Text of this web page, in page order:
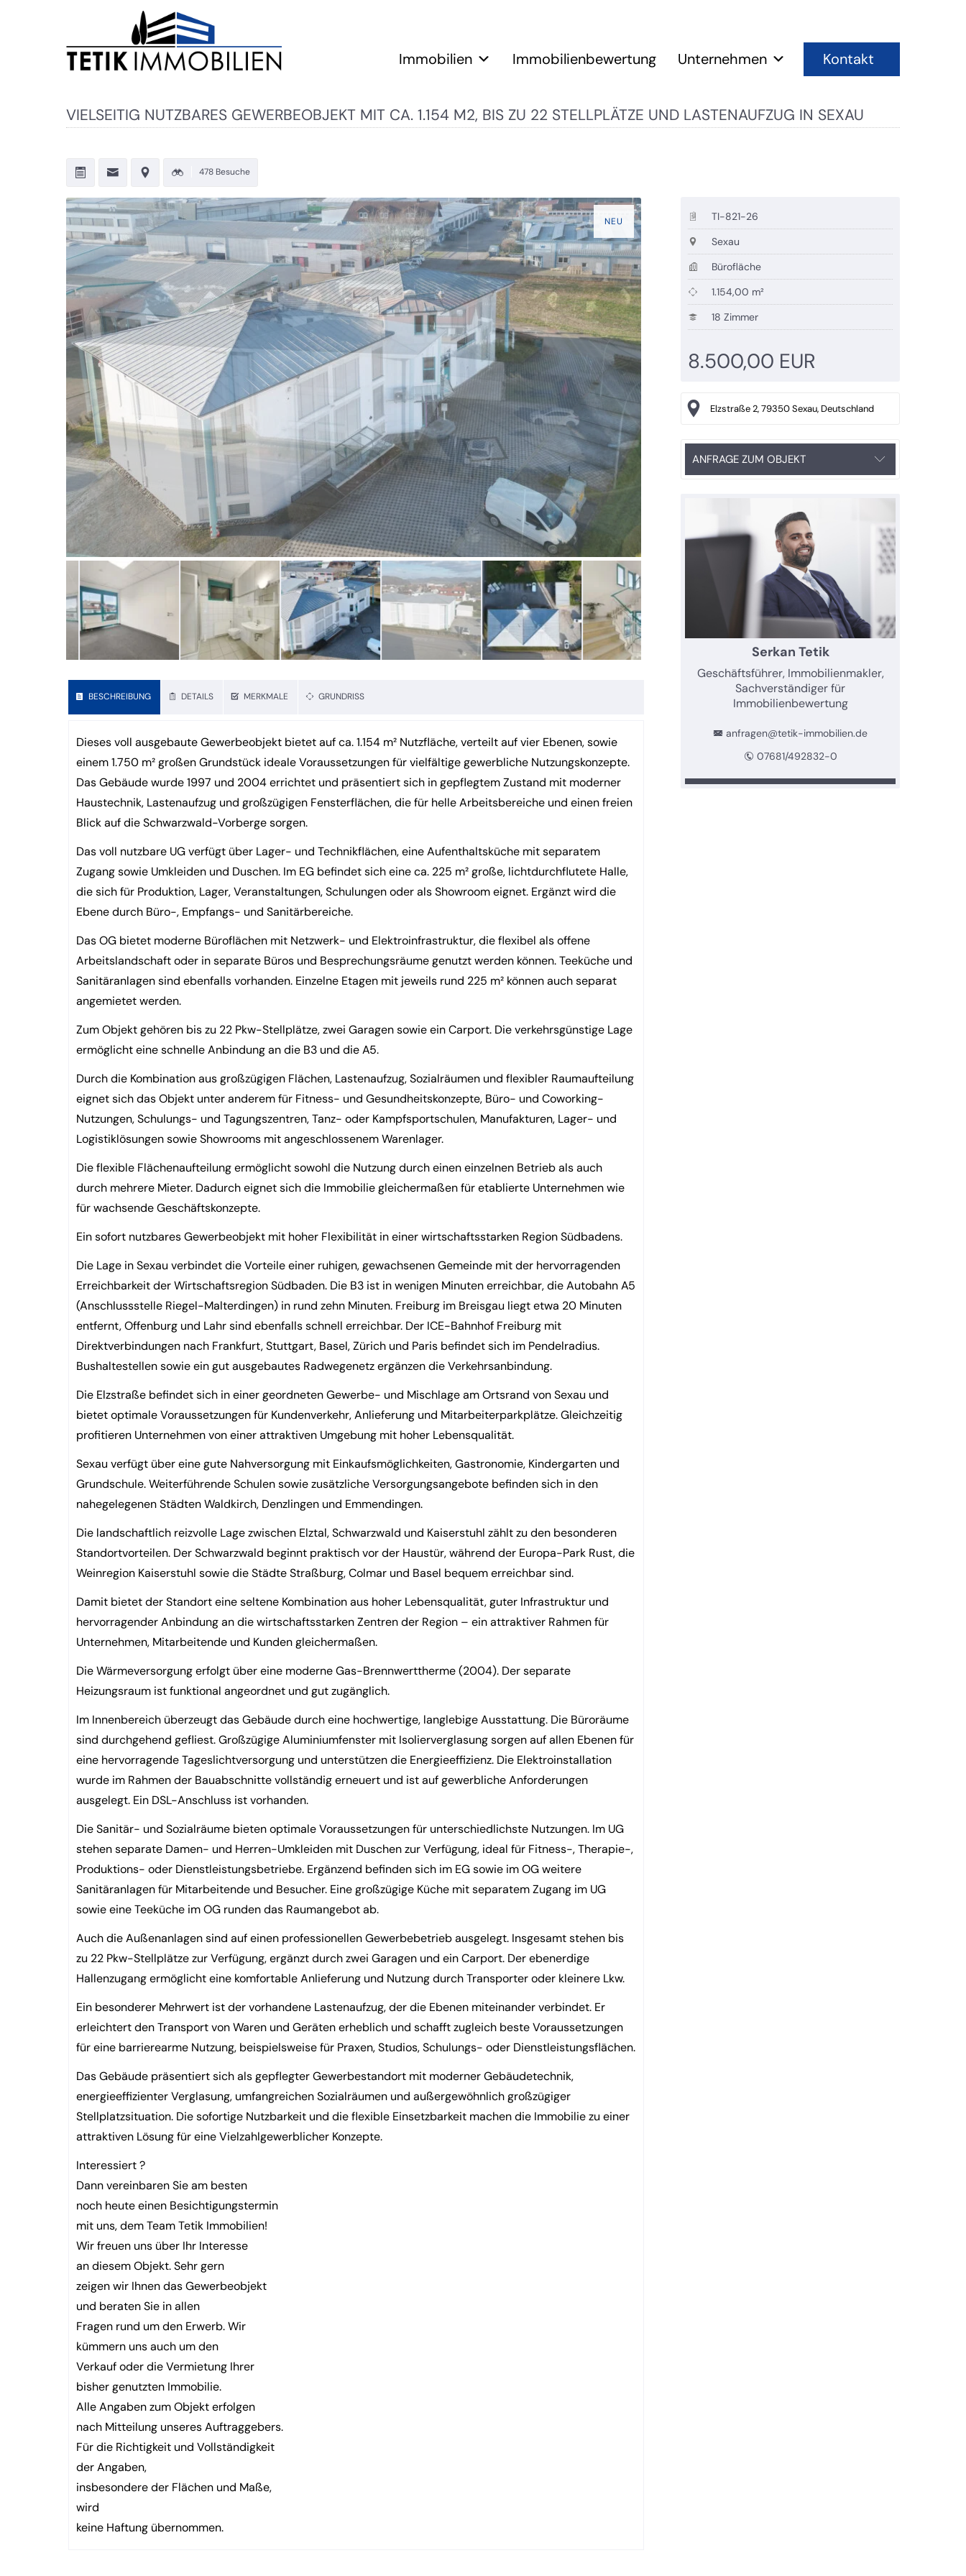
Immobilien Immobilienbewertung Unternehmen Kontakt
VIELSEITIG NUTZBARES GEWERBEOBJEKT MIT CA. 1.154 M2, BIS ZU 22 STELLPLÄTZE UND LASTENAUFZUG IN SEXAU
478 Besuche
NEU
BESCHREIBUNG DETAILS MERKMALE GRUNDRISS
Dieses voll ausgebaute Gewerbeobjekt bietet auf ca. 1.154 m² Nutzfläche, verteilt auf vier Ebenen, sowie
einem 1.750 m² großen Grundstück ideale Voraussetzungen für vielfältige gewerbliche Nutzungskonzepte.
Das Gebäude wurde 1997 und 2004 errichtet und präsentiert sich in gepflegtem Zustand mit moderner
Haustechnik, Lastenaufzug und großzügigen Fensterflächen, die für helle Arbeitsbereiche und einen freien
Blick auf die Schwarzwald-Vorberge sorgen.
Das voll nutzbare UG verfügt über Lager- und Technikflächen, eine Aufenthaltsküche mit separatem
Zugang sowie Umkleiden und Duschen. Im EG befindet sich eine ca. 225 m² große, lichtdurchflutete Halle,
die sich für Produktion, Lager, Veranstaltungen, Schulungen oder als Showroom eignet. Ergänzt wird die
Ebene durch Büro-, Empfangs- und Sanitärbereiche.
Das OG bietet moderne Büroflächen mit Netzwerk- und Elektroinfrastruktur, die flexibel als offene
Arbeitslandschaft oder in separate Büros und Besprechungsräume genutzt werden können. Teeküche und
Sanitäranlagen sind ebenfalls vorhanden. Einzelne Etagen mit jeweils rund 225 m² können auch separat
angemietet werden.
Zum Objekt gehören bis zu 22 Pkw-Stellplätze, zwei Garagen sowie ein Carport. Die verkehrsgünstige Lage
ermöglicht eine schnelle Anbindung an die B3 und die A5.
Durch die Kombination aus großzügigen Flächen, Lastenaufzug, Sozialräumen und flexibler Raumaufteilung
eignet sich das Objekt unter anderem für Fitness- und Gesundheitskonzepte, Büro- und Coworking-
Nutzungen, Schulungs- und Tagungszentren, Tanz- oder Kampfsportschulen, Manufakturen, Lager- und
Logistiklösungen sowie Showrooms mit angeschlossenem Warenlager.
Die flexible Flächenaufteilung ermöglicht sowohl die Nutzung durch einen einzelnen Betrieb als auch
durch mehrere Mieter. Dadurch eignet sich die Immobilie gleichermaßen für etablierte Unternehmen wie
für wachsende Geschäftskonzepte.
Ein sofort nutzbares Gewerbeobjekt mit hoher Flexibilität in einer wirtschaftsstarken Region Südbadens.
Die Lage in Sexau verbindet die Vorteile einer ruhigen, gewachsenen Gemeinde mit der hervorragenden
Erreichbarkeit der Wirtschaftsregion Südbaden. Die B3 ist in wenigen Minuten erreichbar, die Autobahn A5
(Anschlussstelle Riegel-Malterdingen) in rund zehn Minuten. Freiburg im Breisgau liegt etwa 20 Minuten
entfernt, Offenburg und Lahr sind ebenfalls schnell erreichbar. Der ICE-Bahnhof Freiburg mit
Direktverbindungen nach Frankfurt, Stuttgart, Basel, Zürich und Paris befindet sich im Pendelradius.
Bushaltestellen sowie ein gut ausgebautes Radwegenetz ergänzen die Verkehrsanbindung.
Die Elzstraße befindet sich in einer geordneten Gewerbe- und Mischlage am Ortsrand von Sexau und
bietet optimale Voraussetzungen für Kundenverkehr, Anlieferung und Mitarbeiterparkplätze. Gleichzeitig
profitieren Unternehmen von einer attraktiven Umgebung mit hoher Lebensqualität.
Sexau verfügt über eine gute Nahversorgung mit Einkaufsmöglichkeiten, Gastronomie, Kindergarten und
Grundschule. Weiterführende Schulen sowie zusätzliche Versorgungsangebote befinden sich in den
nahegelegenen Städten Waldkirch, Denzlingen und Emmendingen.
Die landschaftlich reizvolle Lage zwischen Elztal, Schwarzwald und Kaiserstuhl zählt zu den besonderen
Standortvorteilen. Der Schwarzwald beginnt praktisch vor der Haustür, während der Europa-Park Rust, die
Weinregion Kaiserstuhl sowie die Städte Straßburg, Colmar und Basel bequem erreichbar sind.
Damit bietet der Standort eine seltene Kombination aus hoher Lebensqualität, guter Infrastruktur und
hervorragender Anbindung an die wirtschaftsstarken Zentren der Region – ein attraktiver Rahmen für
Unternehmen, Mitarbeitende und Kunden gleichermaßen.
Die Wärmeversorgung erfolgt über eine moderne Gas-Brennwerttherme (2004). Der separate
Heizungsraum ist funktional angeordnet und gut zugänglich.
Im Innenbereich überzeugt das Gebäude durch eine hochwertige, langlebige Ausstattung. Die Büroräume
sind durchgehend gefliest. Großzügige Aluminiumfenster mit Isolierverglasung sorgen auf allen Ebenen für
eine hervorragende Tageslichtversorgung und unterstützen die Energieeffizienz. Die Elektroinstallation
wurde im Rahmen der Bauabschnitte vollständig erneuert und ist auf gewerbliche Anforderungen
ausgelegt. Ein DSL-Anschluss ist vorhanden.
Die Sanitär- und Sozialräume bieten optimale Voraussetzungen für unterschiedlichste Nutzungen. Im UG
stehen separate Damen- und Herren-Umkleiden mit Duschen zur Verfügung, ideal für Fitness-, Therapie-,
Produktions- oder Dienstleistungsbetriebe. Ergänzend befinden sich im EG sowie im OG weitere
Sanitäranlagen für Mitarbeitende und Besucher. Eine großzügige Küche mit separatem Zugang im UG
sowie eine Teeküche im OG runden das Raumangebot ab.
Auch die Außenanlagen sind auf einen professionellen Gewerbebetrieb ausgelegt. Insgesamt stehen bis
zu 22 Pkw-Stellplätze zur Verfügung, ergänzt durch zwei Garagen und ein Carport. Der ebenerdige
Hallenzugang ermöglicht eine komfortable Anlieferung und Nutzung durch Transporter oder kleinere Lkw.
Ein besonderer Mehrwert ist der vorhandene Lastenaufzug, der die Ebenen miteinander verbindet. Er
erleichtert den Transport von Waren und Geräten erheblich und schafft zugleich beste Voraussetzungen
für eine barrierearme Nutzung, beispielsweise für Praxen, Studios, Schulungs- oder Dienstleistungsflächen.
Das Gebäude präsentiert sich als gepflegter Gewerbestandort mit moderner Gebäudetechnik,
energieeffizienter Verglasung, umfangreichen Sozialräumen und außergewöhnlich großzügiger
Stellplatzsituation. Die sofortige Nutzbarkeit und die flexible Einsetzbarkeit machen die Immobilie zu einer
attraktiven Lösung für eine Vielzahlgewerblicher Konzepte.
Interessiert ?
Dann vereinbaren Sie am besten
noch heute einen Besichtigungstermin
mit uns, dem Team Tetik Immobilien!
Wir freuen uns über Ihr Interesse
an diesem Objekt. Sehr gern
zeigen wir Ihnen das Gewerbeobjekt
und beraten Sie in allen
Fragen rund um den Erwerb. Wir
kümmern uns auch um den
Verkauf oder die Vermietung Ihrer
bisher genutzten Immobilie.
Alle Angaben zum Objekt erfolgen
nach Mitteilung unseres Auftraggebers.
Für die Richtigkeit und Vollständigkeit
der Angaben,
insbesondere der Flächen und Maße,
wird
keine Haftung übernommen.
TI-821-26
Sexau
Bürofläche
1.154,00 m²
18 Zimmer
8.500,00 EUR
Elzstraße 2, 79350 Sexau, Deutschland
ANFRAGE ZUM OBJEKT
Serkan Tetik
Geschäftsführer, Immobilienmakler,
Sachverständiger für
Immobilienbewertung
anfragen@tetik-immobilien.de
07681/492832-0